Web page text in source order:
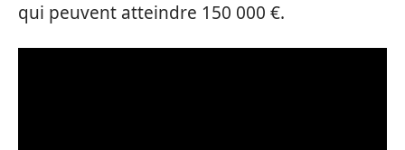
qui peuvent atteindre 150 000 €.